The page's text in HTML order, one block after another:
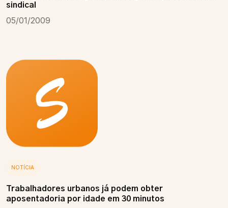
sindical
05/01/2009
NOTÍCIA
Trabalhadores urbanos já podem obter
aposentadoria por idade em 30 minutos